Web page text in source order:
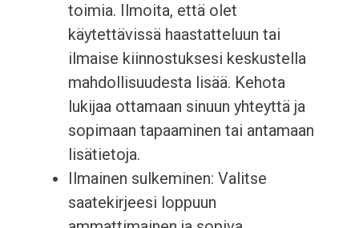
toimia. Ilmoita, että olet
käytettävissä haastatteluun tai
ilmaise kiinnostuksesi keskustella
mahdollisuudesta lisää. Kehota
lukijaa ottamaan sinuun yhteyttä ja
sopimaan tapaaminen tai antamaan
lisätietoja.
Ilmainen sulkeminen: Valitse
saatekirjeesi loppuun